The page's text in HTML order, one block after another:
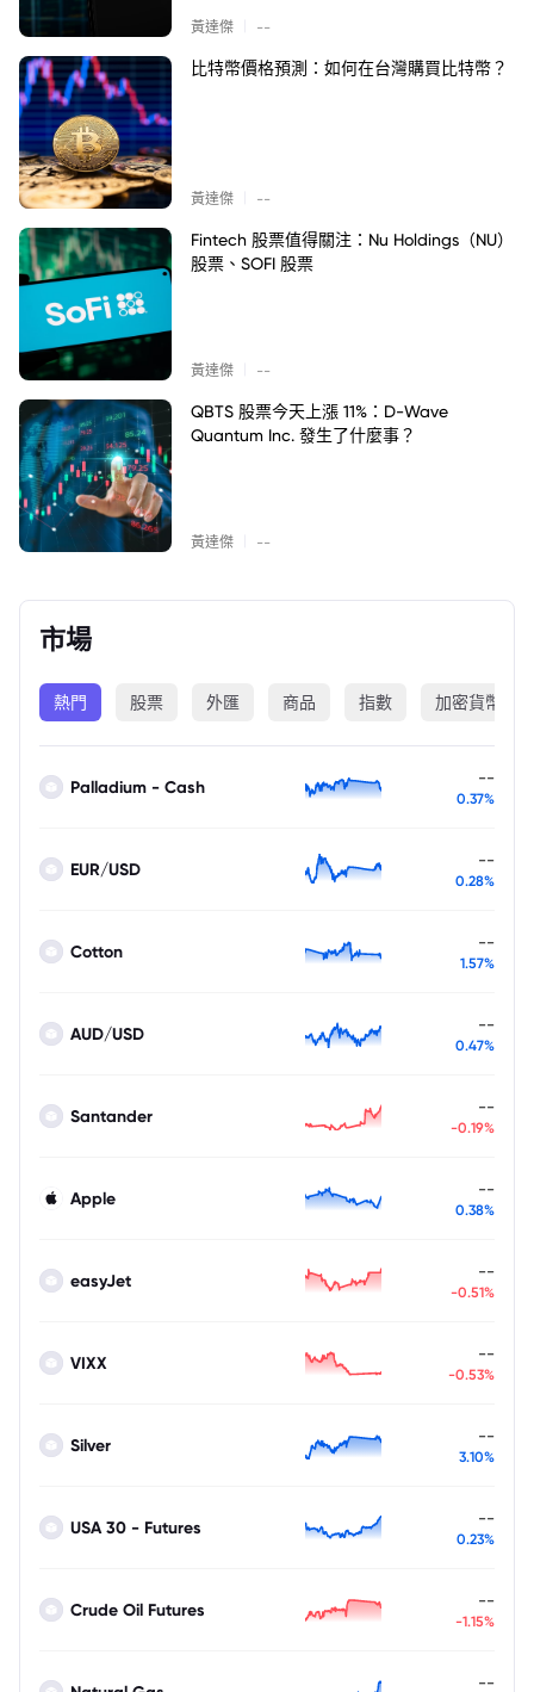
黃達傑 --
比特幣價格預測：如何在台灣購買比特幣？
黃達傑 --
Fintech 股票值得關注：Nu Holdings（NU）
股票、SOFI 股票
黃達傑 --
QBTS 股票今天上漲 11%：D-Wave
Quantum Inc. 發生了什麼事？
黃達傑 --
市場
熱門 股票 外匯 商品 指數 加密貨幣
Palladium - Cash --
0.37%
EUR/USD --
0.28%
Cotton --
1.57%
AUD/USD --
0.47%
Santander --
-0.19%
Apple --
0.38%
easyJet --
-0.51%
VIXX --
-0.53%
Silver --
3.10%
USA 30 - Futures --
0.23%
Crude Oil Futures --
-1.15%
--